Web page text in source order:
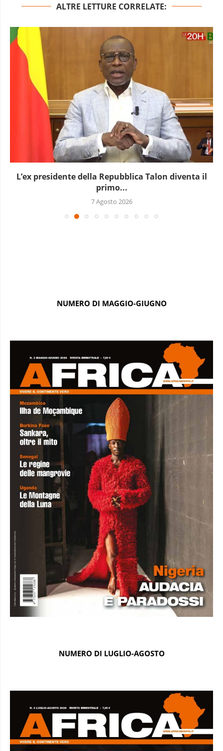
ALTRE LETTURE CORRELATE:
L’Uganda ha approvato l’invio di truppe a Gaza
7 Agosto 2026